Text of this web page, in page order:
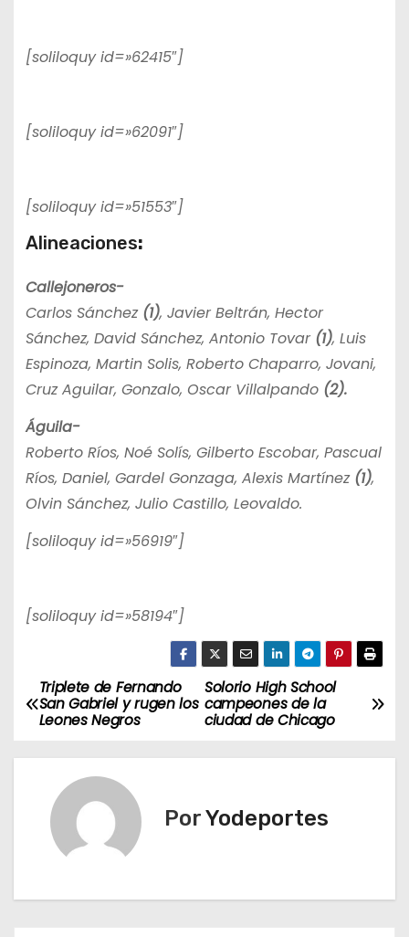
[soliloquy id=»62415″]
[soliloquy id=»62091″]
[soliloquy id=»51553″]
Alineaciones:
Callejoneros-
Carlos Sánchez (1), Javier Beltrán, Hector
Sánchez, David Sánchez, Antonio Tovar(1), Luis
Espinoza, Martin Solis, Roberto Chaparro, Jovani,
Cruz Aguilar, Gonzalo, Oscar Villalpando (2).
Águila-
Roberto Ríos, Noé Solís, Gilberto Escobar, Pascual
Ríos, Daniel, Gardel Gonzaga, Alexis Martínez (1),
Olvin Sánchez, Julio Castillo, Leovaldo.
[soliloquy id=»56919″]
[soliloquy id=»58194″]
N
a
Solorio High School
campeones de la
ciudad de Chicago
Triplete de Fernando
San Gabriel y rugen los
Leones Negros
PorYodeportes